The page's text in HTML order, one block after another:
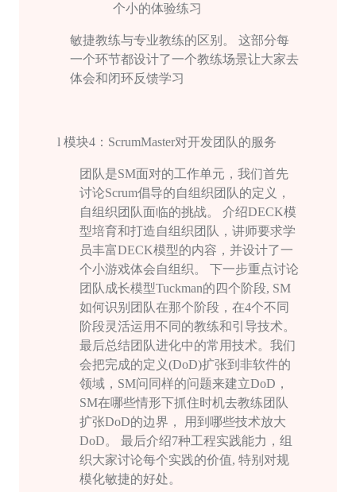
个小的体验练习
敏捷教练与专业教练的区别。 这部分每
一个环节都设计了一个教练场景让大家去
体会和闭环反馈学习
l 模块4 ： ScrumMaster对开发团队的服务
团队是SM面对的工作单元，我们首先
讨论Scrum倡导的自组织团队的定义，
自组织团队面临的挑战。 介绍DECK模
型培育和打造自组织团队，讲师要求学
员丰富DECK模型的内容，并设计了一
个小游戏体会自组织。 下一步重点讨论
团队成长模型Tuckman的四个阶段, SM
如何识别团队在那个阶段，在4个不同
阶段灵活运用不同的教练和引导技术。
最后总结团队进化中的常⽤技术。我们
会把完成的定义(DoD)扩张到非软件的
领域， SM问同样的问题来建立DoD ，
SM在哪些情形下抓住时机去教练团队
扩张DoD的边界， 用到哪些技术放大
DoD。 最后介绍7种工程实践能力，组
织大家讨论每个实践的价值, 特别对规
模化敏捷的好处。